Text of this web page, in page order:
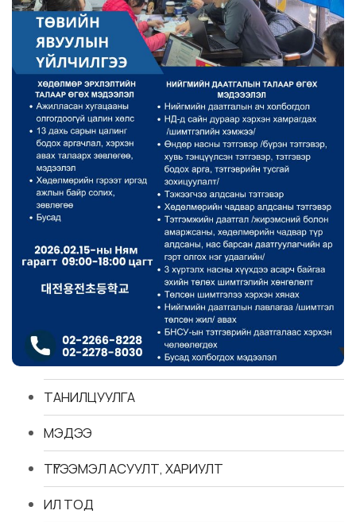
ТАНИЛЦУУЛГА
МЭДЭЭ
ТҮГЭЭМЭЛ АСУУЛТ, ХАРИУЛТ
ИЛ ТОД